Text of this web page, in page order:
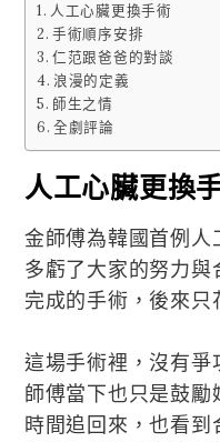
人工心臟更換手術
手術順序安排
仁范跟爸爸的對談
浪漫的定義
師生之情
全劇評論
人工心臟更換
金師傅為韓國首例人
多虧了大家的努力
完成的手術，後來只
這場手術裡，沒有
師傅當下也只是鼓
時間追回來，也看到